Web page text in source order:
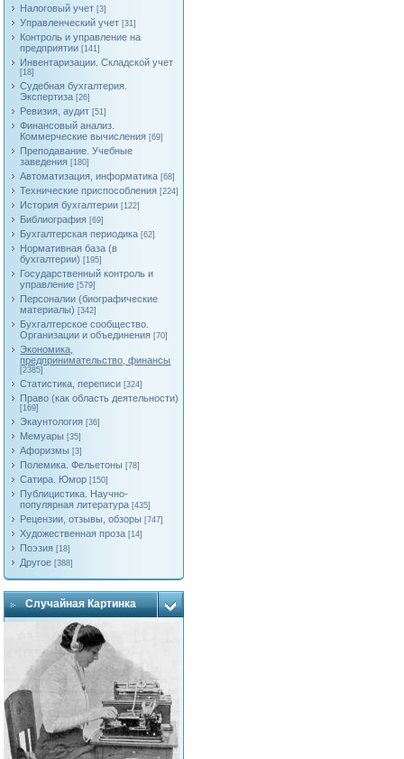
Налоговый учет [3]
Управленческий учет [31]
Контроль и управление на
предприятии [141]
Инвентаризации. Складской учет
[18]
Судебная бухгалтерия.
Экспертиза [26]
Ревизия, аудит [51]
Финансовый анализ.
Коммерческие вычисления [69]
Преподавание. Учебные
заведения [180]
Автоматизация, информатика [68]
Технические приспособления [224]
История бухгалтерии [122]
Библиография [69]
Бухгалтерская периодика [62]
Нормативная база (в
бухгалтерии) [195]
Государственный контроль и
управление [579]
Персоналии (биографические
материалы) [342]
Бухгалтерское сообщество.
Организации и объединения [70]
Экономика,
предпринимательство, финансы
[2385]
Статистика, переписи [324]
Право (как область деятельности)
[169]
Экаунтология [36]
Мемуары [35]
Афоризмы [3]
Полемика. Фельетоны [78]
Сатира. Юмор [150]
Публицистика. Научно-
популярная литература [435]
Рецензии, отзывы, обзоры [747]
Художественная проза [14]
Поэзия [18]
Другое [388]
Случайная Картинка